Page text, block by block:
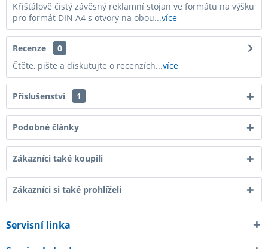
Křišťálově čistý závěsný reklamní stojan ve formátu na výšku
pro formát DIN A4 s otvory na obou...více
Recenze
0
Čtěte, pište a diskutujte o recenzích...více
Příslušenství 1
Podobné články
Zákazníci také koupili
Zákazníci si také prohlíželi
Servisní linka